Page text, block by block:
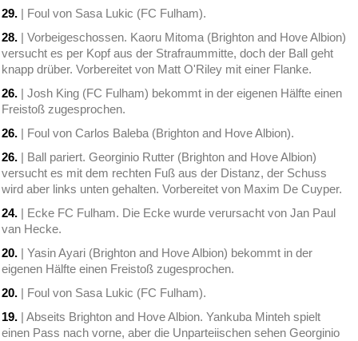
29. | Foul von Sasa Lukic (FC Fulham).
28. | Vorbeigeschossen. Kaoru Mitoma (Brighton and Hove Albion)
versucht es per Kopf aus der Strafraummitte, doch der Ball geht
knapp drüber. Vorbereitet von Matt O'Riley mit einer Flanke.
26. | Josh King (FC Fulham) bekommt in der eigenen Hälfte einen
Freistoß zugesprochen.
26. | Foul von Carlos Baleba (Brighton and Hove Albion).
26. | Ball pariert. Georginio Rutter (Brighton and Hove Albion)
versucht es mit dem rechten Fuß aus der Distanz, der Schuss
wird aber links unten gehalten. Vorbereitet von Maxim De Cuyper.
24. | Ecke FC Fulham. Die Ecke wurde verursacht von Jan Paul
van Hecke.
20. | Yasin Ayari (Brighton and Hove Albion) bekommt in der
eigenen Hälfte einen Freistoß zugesprochen.
20. | Foul von Sasa Lukic (FC Fulham).
19. | Abseits Brighton and Hove Albion. Yankuba Minteh spielt
einen Pass nach vorne, aber die Unparteiischen sehen Georginio